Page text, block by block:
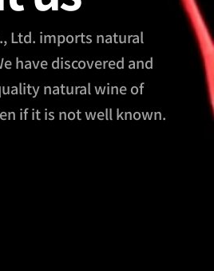
Ltd. imports natural
have discovered and
natural wine of
if it is not well known.